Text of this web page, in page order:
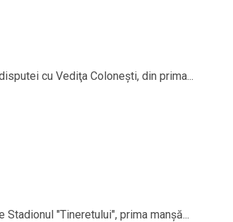
cu Vediţa Coloneşti, din prima...
Stadionul "Tineretului", prima manșă...